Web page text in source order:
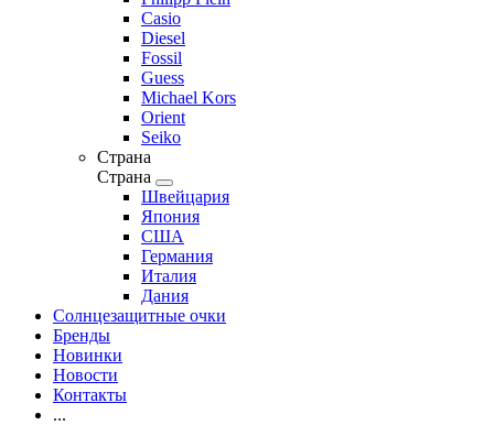
Casio
Diesel
Fossil
Guess
Michael Kors
Orient
Seiko
Страна
Страна
Швейцария
Япония
США
Германия
Италия
Дания
Солнцезащитные очки
Бренды
Новинки
Новости
Контакты
...